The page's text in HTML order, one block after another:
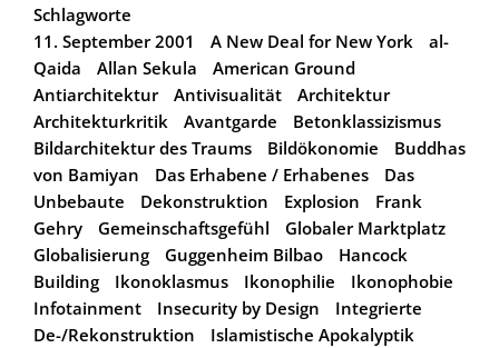
Schlagworte
11. September 2001
A New Deal for New York
al-
Qaida
Allan Sekula
American Ground
Antiarchitektur
Antivisualität
Architektur
Architekturkritik
Avantgarde
Betonklassizismus
Bildarchitektur des Traums
Bildökonomie
Buddhas
von Bamiyan
Das Erhabene / Erhabenes
Das
Unbebaute
Dekonstruktion Explosion
Frank
Gehry
Gemeinschaftsgefühl
Globaler Marktplatz
Globalisierung
Guggenheim Bilbao
Hancock
Building
Ikonoklasmus Ikonophilie
Ikonophobie
Infotainment
Insecurity by Design
Integrierte
De-/Rekonstruktion
Islamistische Apokalyptik